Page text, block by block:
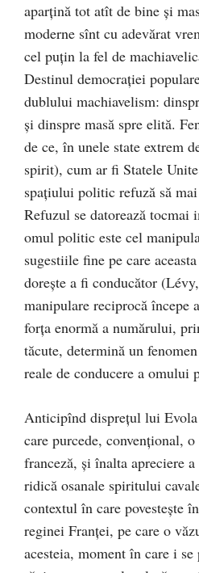
aparţină tot atît de bine şi
moderne sînt cu adevărat
cel puţin la fel de
Destinul democraţiei
dublului machiavelism:
şi dinspre masă spre elită.
de ce, în unele state extrem
spirit), cum ar fi Statele
spaţiului politic refuză să mai
Refuzul se datorează tocmai
omul politic este cel
sugestiile fine pe care
doreşte a fi conducător
manipulare reciprocă începe
forţa enormă a numărului,
tăcute, determină un
reale de conducere a omului
Anticipînd dispreţul lui
care purcede, convenţional,
franceză, şi înalta apreciere
ridică osanale spiritului
contextul în care povesteşte
reginei Franţei, pe care o
acesteia, moment în care i se